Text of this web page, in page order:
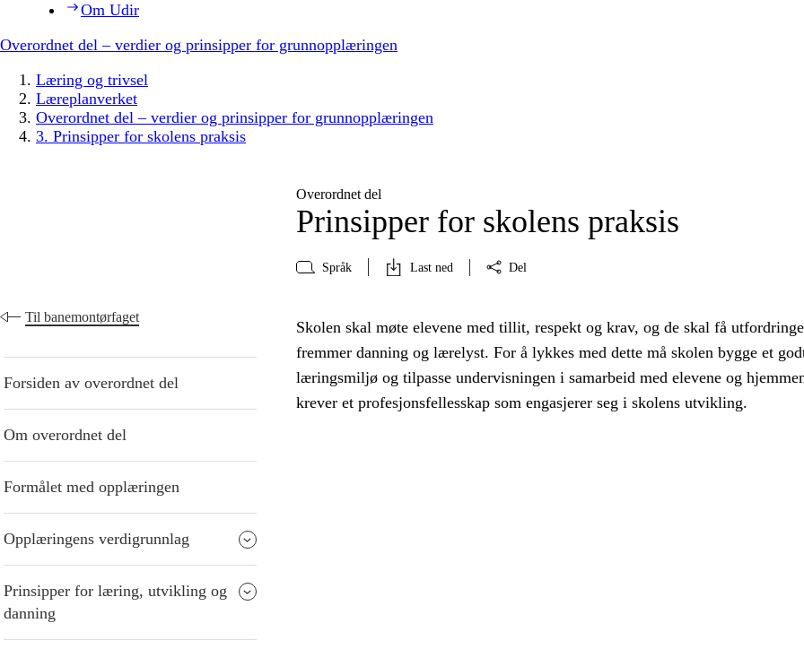
Om Udir
Overordnet del – verdier og prinsipper for grunnopplæringen
Læring og trivsel
Læreplanverket
Overordnet del – verdier og prinsipper for grunnopplæringen
3. Prinsipper for skolens praksis
Overordnet del
Prinsipper for skolens praksis
Språk Last ned Del
Til banemontørfaget
Forsiden av overordnet del
Om overordnet del
Formålet med opplæringen
Opplæringens verdigrunnlag
Prinsipper for læring, utvikling og
danning
Skolen skal møte elevene med tillit, respekt og krav, og de skal få
fremmer danning og lærelyst. For å lykkes med dette må skolen bygge et
læringsmiljø og tilpasse undervisningen i samarbeid med elevene og
krever et profesjonsfellesskap som engasjerer seg i skolens utvikling.